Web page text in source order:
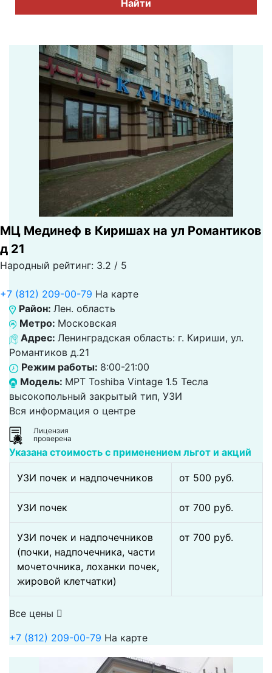
Найти
МЦ Мединеф в Киришах на ул Романтиков
д 21
Народный рейтинг: 3.2 / 5
+7 (812) 209-00-79 На карте
Район: Лен. область
Метро: Московская
Адрес: Ленинградская область: г. Кириши, ул.
Романтиков д.21
Режим работы: 8:00-21:00
Модель: МРТ Toshiba Vintage 1.5 Тесла
высокопольный закрытый тип, УЗИ
Вся информация о центре
Лицензия
проверена
Указана стоимость с применением льгот и акций
УЗИ почек и надпочечников от 500 pуб.
УЗИ почек от 700 pуб.
УЗИ почек и надпочечников
(почки, надпочечника, части
мочеточника, лоханки почек,
жировой клетчатки)
от 700 pуб.
Все цены
+7 (812) 209-00-79 На карте